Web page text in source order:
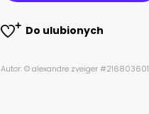
Do ulubionych
Autor: © alexandre zveiger #216803601